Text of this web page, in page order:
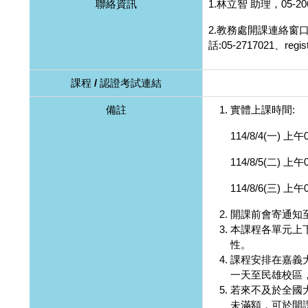
聯絡資訊 1.林立智 助理，05-
2.教務處開課連絡窗
話:05-2717021、
課程 / 認證考試連結
備註 實體上課時間:
114/8/4(一) 上午
114/8/5(二) 上午
114/8/6(三) 上午
開課前會寄通知
本課程各單元上
性。
課程安排在嘉義
一天至民雄校區
若來不及於全國
未滿額，可於開